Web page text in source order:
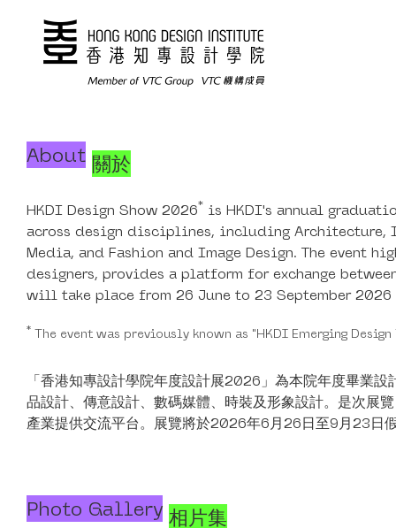
About 關於
HKDI Design Show 2026* is HKDI's annual
across design disciplines, including Architecture,
Media, and Fashion and Image Design. The event
designers, provides a platform for exchange
will take place from 26 June to 23 September 2026
* The event was previously known as "HKDI Emerging Design
「香港知專設計學院年度設計展2026」為本院年度畢業
品設計、傳意設計、數碼媒體、時裝及形象設計。是次展
產業提供交流平台。展覽將於2026年6月26日至9月23日
Photo Gallery 相片集